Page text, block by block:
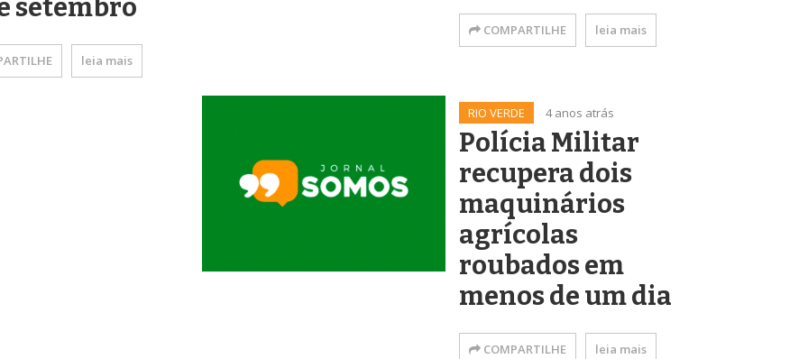
setembro
leia mais
COMPARTILHE leia mais
RIO VERDE 4 anos atrás
Polícia Militar
recupera dois
maquinários
agrícolas
roubados em
menos de um dia
COMPARTILHE leia mais